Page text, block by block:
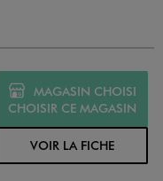
MAGASIN CHOISI
CHOISIR CE MAGASIN
VOIR LA FICHE